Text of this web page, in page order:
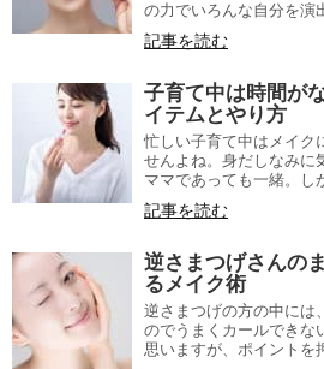
の力でいろんな自分を
記事を読む
子育て中は時間が
イテムとやり方
忙しい子育て中はメイク
せんよね。身だしなみに
ママであっても一緒。
記事を読む
逆さまつげさんの
るメイク術
逆さまつげの方の中には
のでうまくカールできな
思いますが、ポイント